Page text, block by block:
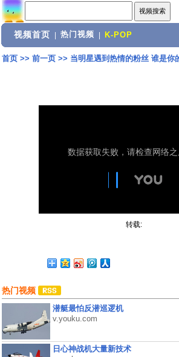
视频首页 热门视频 K-POP
首页>> 前一页>> 当明星遇到热情的粉丝 谁是你
转载:
热门视频
潜艇最怕反潜巡逻机
v.youku.com
日心神战机大量新技术